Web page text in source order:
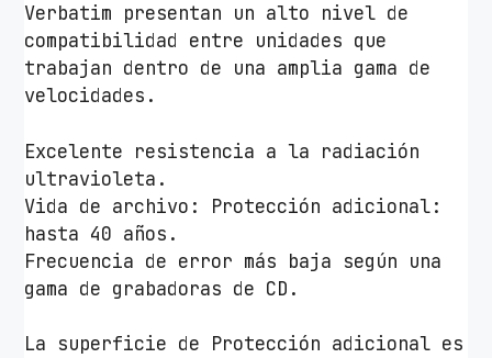
Verbatim presentan un alto nivel de
compatibilidad entre unidades que
trabajan dentro de una amplia gama de
velocidades.
Excelente resistencia a la radiación
ultravioleta.
Vida de archivo: Protección adicional:
hasta 40 años.
Frecuencia de error más baja según una
gama de grabadoras de CD.
La superficie de Protección adicional es